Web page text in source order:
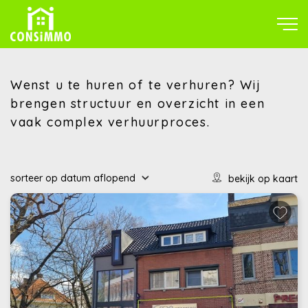
Wenst u te huren of te verhuren? Wij
brengen structuur en overzicht in een
vaak complex verhuurproces.
sorteer op datum aflopend bekijk op kaart